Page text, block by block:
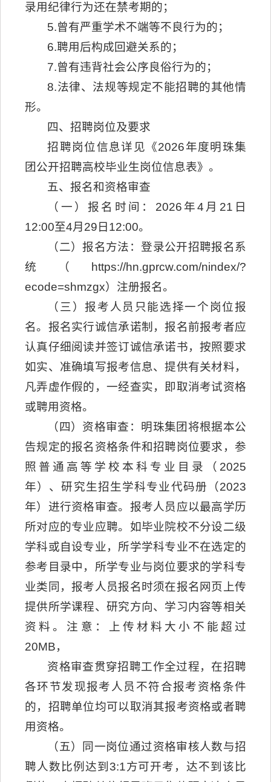
录用纪律行为还在禁考期的；
5.曾有严重学术不端等不良行为的；
6.聘用后构成回避关系的；
7.曾有违背社会公序良俗行为的；
8.法律、法规等规定不能招聘的其他情
形。
四、招聘岗位及要求
招聘岗位信息详见《2026年度明珠集
团公开招聘高校毕业生岗位信息表》。
五、报名和资格审查
（一）报名时间：2026年4月21日
12:00至4月29日12:00。
（二）报名方法：登录公开招聘报名系
统（https://hn.gprcw.com/nindex/?
ecode=shmzgx）注册报名。
（三）报考人员只能选择一个岗位报
名。报名实行诚信承诺制，报名前报考者应
认真仔细阅读并签订诚信承诺书，按照要求
如实、准确填写报考信息、提供有关材料，
凡弄虚作假的，一经查实，即取消考试资格
或聘用资格。
（四）资格审查：明珠集团将根据本公
告规定的报名资格条件和招聘岗位要求，参
照普通高等学校本科专业目录（2025
年）、研究生招生学科专业代码册（2023
年）进行资格审查。报考人员应以最高学历
所对应的专业应聘。如毕业院校不分设二级
学科或自设专业，所学学科专业不在选定的
参考目录中，所学专业与岗位要求的学科专
业类同，报考人员报名时须在报名网页上传
提供所学课程、研究方向、学习内容等相关
资料。注意：上传材料大小不能超过
20MB，
资格审查贯穿招聘工作全过程，在招聘
各环节发现报考人员不符合报考资格条件
的，招聘单位均可以取消其报考资格或者聘
用资格。
（五）同一岗位通过资格审核人数与招
聘人数比例达到3:1方可开考，达不到该比